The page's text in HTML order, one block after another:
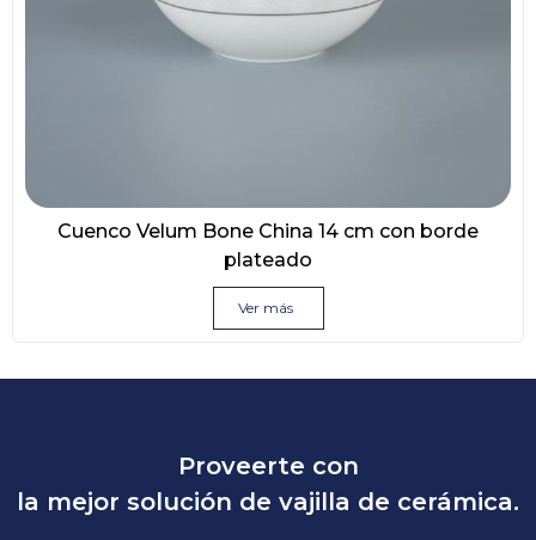
Cuenco Velum Bone China 14 cm con borde
plateado
Ver más
Proveerte con
la mejor solución de vajilla de cerámica.